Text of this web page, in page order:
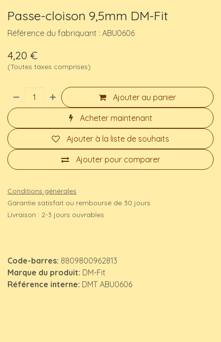
Passe-cloison 9,5mm DM-Fit
Référence du fabriquant : ABU0606
4,20 €
(Toutes taxes comprises)
Ajouter au panier
Acheter maintenant
Ajouter pour comparer
Ajouter à la liste de souhaits
Conditions générales
Garantie satisfait ou remboursé de 30 jours
Livraison : 2-3 jours ouvrables
Code-barres: 8809800962813
Marque du produit: DM-Fit
Référence interne: DMT ABU0606